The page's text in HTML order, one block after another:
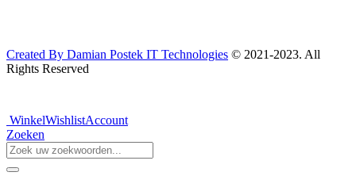
Created By Damian Postek IT Technologies © 2021-2023. All
Rights Reserved
WinkelWishlistAccount
Zoeken